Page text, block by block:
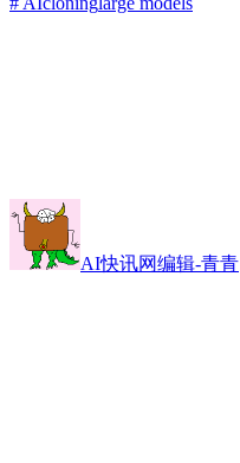
AI快讯网编辑-青青